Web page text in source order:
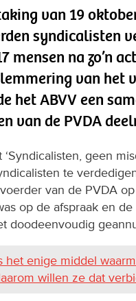
van 19
syndicalisten
mensen na zo’n
van het
het ABVV een
van de PVDA
geen
te
van de PVDA
op de afspraak en
doodeenvoudig
het enige middel
willen ze dat